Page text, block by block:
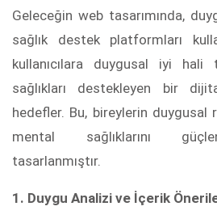
Geleceğin web tasarımında,
sağlık destek platformları
kullanıcılara duygusal iyi hali
sağlıkları destekleyen bir
hedefler. Bu, bireylerin duygusal
mental sağlıklarını
tasarlanmıştır.
1. Duygu Analizi ve İçerik